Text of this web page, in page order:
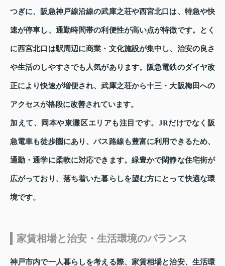
つぎに、阪急神戸線沿線の武庫之荘や西宮北口は、特急や快
速が停車し、通勤時間帯の利便性が高い点が特徴です。とく
に西宮北口は駅周辺に商業・文化施設が集中し、治安の良さ
や生活のしやすさでも人気があります。阪急電鉄のダイヤ改
正により快速が増便され、武庫之荘から十三・大阪梅田への
アクセスが格段に改善されています。
加えて、岡本や東灘区エリアも注目です。JRだけでなく阪
急電車も徒歩圏にあり、バス路線も豊富に利用できるため、
通勤・通学に柔軟に対応できます。緑豊かで閑静な住宅街が
広がっており、落ち着いた暮らしを望む方にとって快適な環
境です。
家賃相場と治安・生活環境のバランス
神戸市内で一人暮らしを考える際、家賃相場と治安、生活環